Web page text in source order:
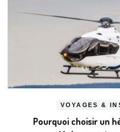
VOYAGES &
Pourquoi choisir un